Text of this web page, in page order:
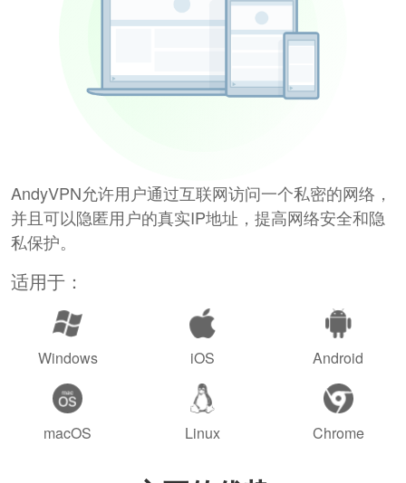
AndyVPN允许用户通过互联网访问一个私密的网络，
并且可以隐匿用户的真实IP地址，提高网络安全和隐
私保护。
适用于：
Windows iOS Android
macOS Linux Chrome